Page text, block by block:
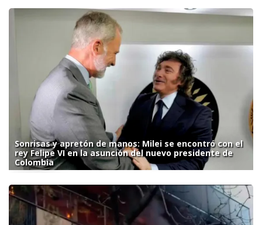
Sonrisas y apretón de manos: Milei se encontró con el
rey Felipe VI en la asunción del nuevo presidente de
Colombia